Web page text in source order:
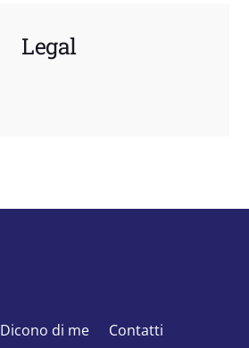
Legal
Dicono di me Contatti